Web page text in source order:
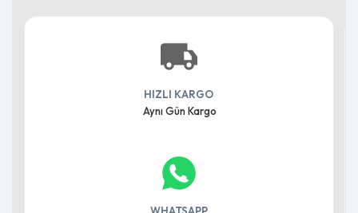
HIZLI KARGO
Aynı Gün Kargo